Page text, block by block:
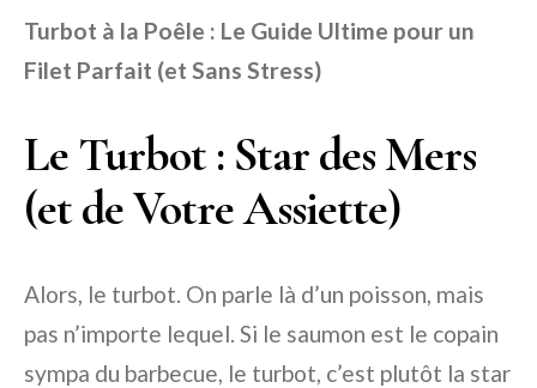
Turbot à la Poêle : Le Guide Ultime pour un
Filet Parfait (et Sans Stress)
Le Turbot : Star des Mers
(et de Votre Assiette)
Alors, le turbot. On parle là d’un poisson, mais
pas n’importe lequel. Si le saumon est le copain
sympa du barbecue, le turbot, c’est plutôt la star